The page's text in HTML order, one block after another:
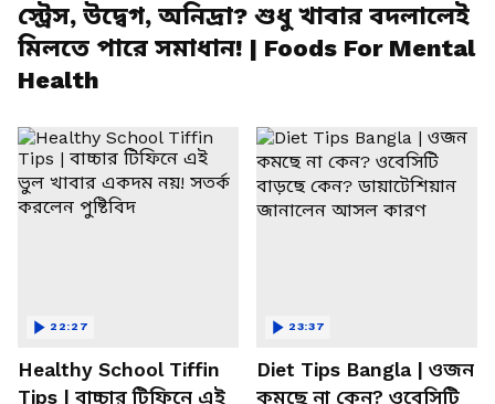
স্ট্রেস, উদ্বেগ, অনিদ্রা? শুধু খাবার বদলালেই
মিলতে পারে সমাধান! | Foods For Mental
Health
Healthy School Tiffin
Tips | বাচ্চার টিফিনে এই
22:27
Diet Tips Bangla | ওজন
কমছে না কেন? ওবেসিটি
23:37